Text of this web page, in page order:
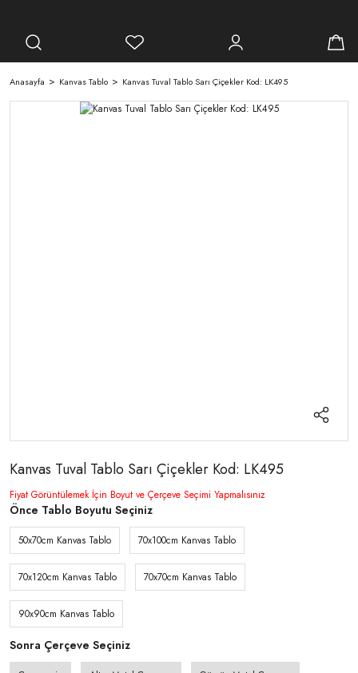
Anasayfa Kanvas Tablo Kanvas Tuval Tablo Sarı Çiçekler Kod: LK495
Kanvas Tuval Tablo Sarı Çiçekler Kod: LK495
Fiyat Görüntülemek İçin Boyut ve Çerçeve Seçimi Yapmalısınız
Önce Tablo Boyutu Seçiniz
50x70cm Kanvas Tablo 70x100cm Kanvas Tablo
70x120cm Kanvas Tablo 70x70cm Kanvas Tablo
90x90cm Kanvas Tablo
Sonra Çerçeve Seçiniz